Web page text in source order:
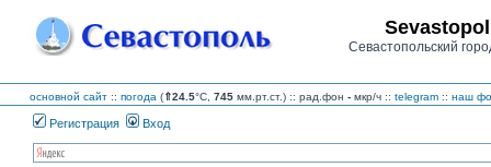
Севастопольский
основной сайт :: погода (⇑24.5°C, 745 мм.рт.ст.) :: рад.фон - мкр/ч :: telegram :: наш
Регистрация Вход